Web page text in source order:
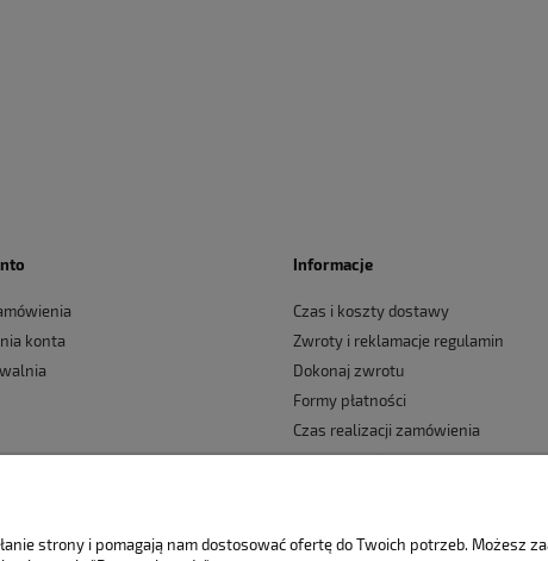
konta
Informacje
Czas i koszty dostawy
Zwroty i reklamacje regulamin
Dokonaj zwrotu
Formy płatności
Czas realizacji zamówienia
Jak kupować?
strony i pomagają nam dostosować ofertę do Twoich potrzeb.